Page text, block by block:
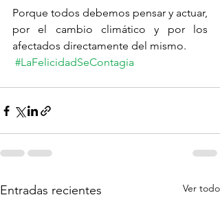
Porque todos debemos pensar y actuar,
por el cambio climático y por los
afectados directamente del mismo.
#LaFelicidadSeContagia
Entradas recientes Ver todo